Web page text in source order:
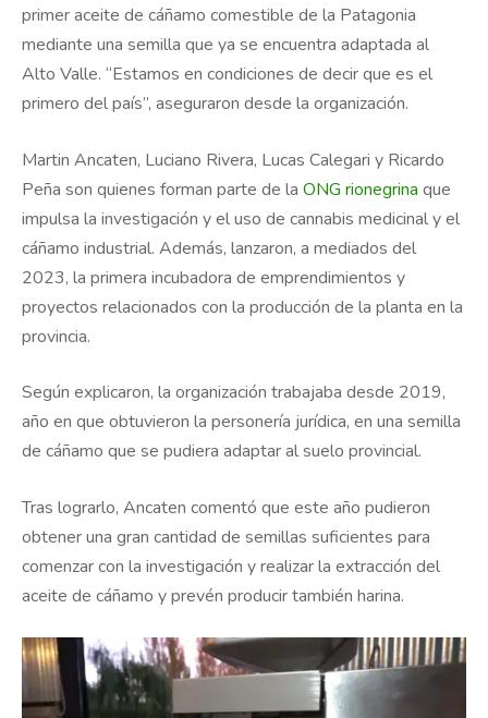
primer aceite de cáñamo comestible de la Patagonia
mediante una semilla que ya se encuentra adaptada al
Alto Valle. “Estamos en condiciones de decir que es el
primero del país”, aseguraron desde la organización.
Martin Ancaten, Luciano Rivera, Lucas Calegari y Ricardo
Peña son quienes forman parte de la ONG rionegrina que
impulsa la investigación y el uso de cannabis medicinal y el
cáñamo industrial. Además, lanzaron, a mediados del
2023, la primera incubadora de emprendimientos y
proyectos relacionados con la producción de la planta en la
provincia.
Según explicaron, la organización trabajaba desde 2019,
año en que obtuvieron la personería jurídica, en una semilla
de cáñamo que se pudiera adaptar al suelo provincial.
Tras lograrlo, Ancaten comentó que este año pudieron
obtener una gran cantidad de semillas suficientes para
comenzar con la investigación y realizar la extracción del
aceite de cáñamo y prevén producir también harina.